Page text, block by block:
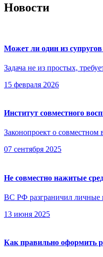
Новости
Может ли один из
Задача не из простых,
15 февраля 2026
Институт совместного
Законопроект о совместном
07 сентября 2025
Не совместно нажитые
ВС РФ разграничил личные
13 июня 2025
Как правильно оформить